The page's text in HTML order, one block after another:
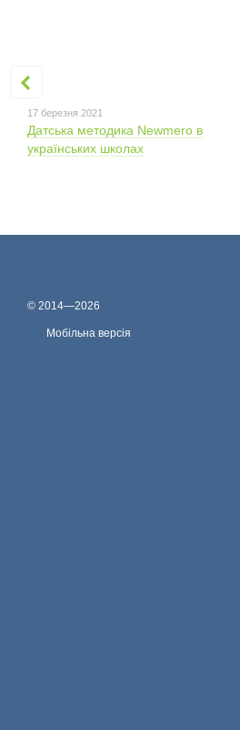
17 березня 2021
Датська методика Newmero в
українських школах
© 2014—2026
Мобільна версія